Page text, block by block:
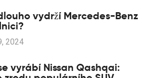
vydrží Mercedes-Benz
2024
vyrábí Nissan Qashqai: